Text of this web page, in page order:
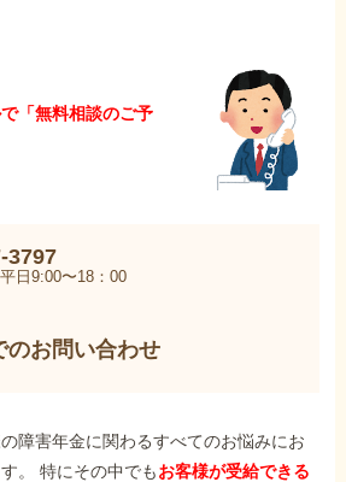
「無料相談のご予
3797
日9:00〜18：00
のお問い合わせ
障害年金に関わるすべてのお悩みにお
。 特にその中でもお客様が受給できる